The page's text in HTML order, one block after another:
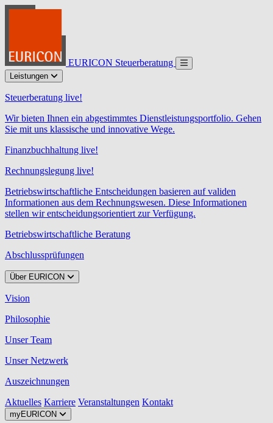
EURICON Steuerberatung
Leistungen
Steuerberatung live!
Wir bieten Ihnen ein abgestimmtes Dienstleistungsportfolio. Gehen
Sie mit uns klassische und innovative Wege.
Finanzbuchhaltung live!
Rechnungslegung live!
Betriebswirtschaftliche Entscheidungen basieren auf validen
Informationen aus dem Rechnungswesen. Diese Informationen
stellen wir entscheidungsorientiert zur Verfügung.
Betriebswirtschaftliche Beratung
Abschlussprüfungen
Über EURICON
Vision
Philosophie
Unser Team
Unser Netzwerk
Auszeichnungen
Aktuelles Karriere Veranstaltungen Kontakt
myEURICON